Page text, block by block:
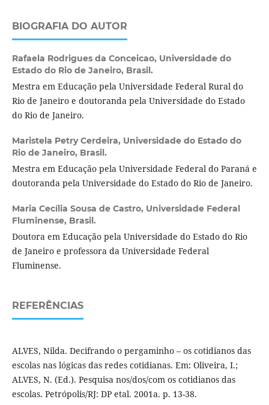
BIOGRAFIA DO AUTOR
Rafaela Rodrigues da Conceicao, Universidade do
Estado do Rio de Janeiro, Brasil.
Mestra em Educação pela Universidade Federal Rural do
Rio de Janeiro e doutoranda pela Universidade do Estado
do Rio de Janeiro.
Maristela Petry Cerdeira, Universidade do Estado do
Rio de Janeiro, Brasil.
Mestra em Educação pela Universidade Federal do Paraná e
doutoranda pela Universidade do Estado do Rio de Janeiro.
Maria Cecília Sousa de Castro, Universidade Federal
Fluminense, Brasil.
Doutora em Educação pela Universidade do Estado do Rio
de Janeiro e professora da Universidade Federal
Fluminense.
REFERÊNCIAS
ALVES, Nilda. Decifrando o pergaminho – os cotidianos das
escolas nas lógicas das redes cotidianas. Em: Oliveira, I.;
ALVES, N. (Ed.). Pesquisa nos/dos/com os cotidianos das
escolas. Petrópolis/RJ: DP etal. 2001a. p. 13-38.